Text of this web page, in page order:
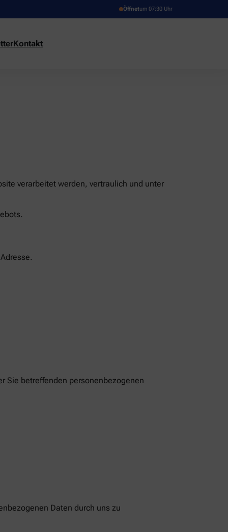
Öffnetum 07:30 Uhr
Kontakt
verarbeitet werden, vertraulich und unter
Sie betreffenden personenbezogenen
Daten durch uns zu